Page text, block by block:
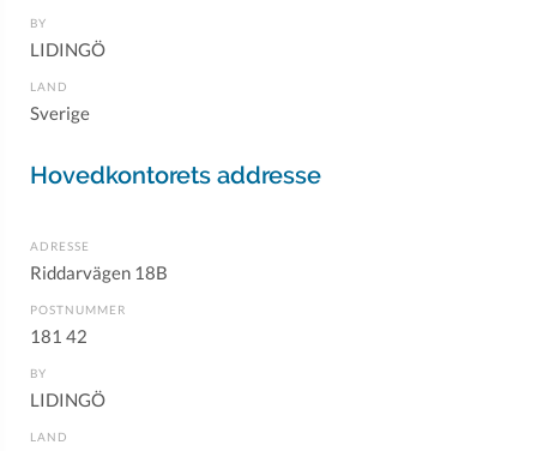
BY
LIDINGÖ
LAND
Sverige
Hovedkontorets addresse
ADRESSE
Riddarvägen 18B
POSTNUMMER
181 42
BY
LIDINGÖ
LAND